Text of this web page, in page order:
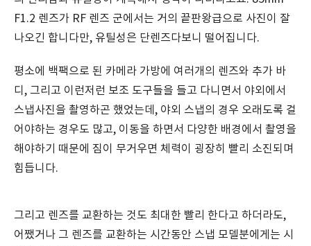
F1.2 렌즈가 RF 렌즈 군에서는 거의 끝판왕급으로 사진이 잘
나오긴 합니다만, 유틸성은 단렌즈다보니 떨어집니다.
평소에 백팩으로 된 카메라 가방에 여러개의 렌즈와 추가 바
디, 그리고 이런저런 보조 도구들을 들고 다니면서 야외에서
스냅사진을 촬영하곤 했었는데, 야외 스냅의 경우 오래도록 걸
어야하는 경우도 많고, 이동을 하면서 다양한 배경에서 촬영을
해야하기 때문에 짐이 무거우면 체력이 굉장히 빨리 소진되며
힘듭니다.
그리고 렌즈를 교환하는 것도 최대한 빨리 한다고 하더라도,
어쨌거나 그 렌즈를 교환하는 시간동안 스냅 모델분에게는 시